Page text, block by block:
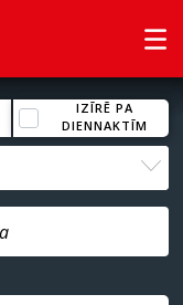
IZĪRĒ PA
DIENNAKTĪM